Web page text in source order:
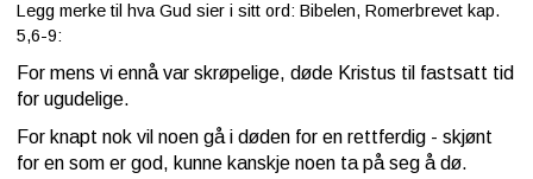
Legg merke til hva Gud sier i sitt ord: Bibelen, Romerbrevet kap.
5,6-9:
For mens vi ennå var skrøpelige, døde Kristus til fastsatt tid
for ugudelige.
For knapt nok vil noen gå i døden for en rettferdig - skjønt
for en som er god, kunne kanskje noen ta på seg å dø.